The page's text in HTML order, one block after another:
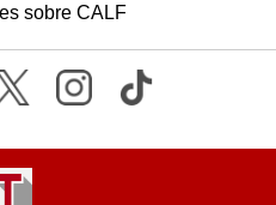
sobre CALF